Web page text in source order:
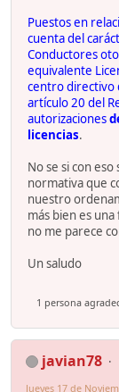
Puestos en
cuenta del
Conductores
equivalente
centro directivo
artículo 20 del
autorizaciones
licencias.
No se si con
normativa que
nuestro
más bien es
no me parece
Un saludo
1 persona
javian78
Jueves 17 de